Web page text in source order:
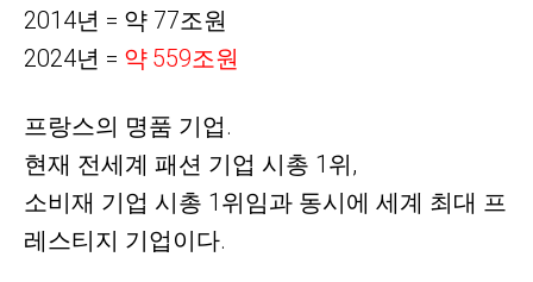
2014년 = 약 77조원
2024년 = 약 559조원
프랑스의 명품 기업.
현재 전세계 패션 기업 시총 1위,
소비재 기업 시총 1위임과 동시에 세계 최대 프
레스티지 기업이다.